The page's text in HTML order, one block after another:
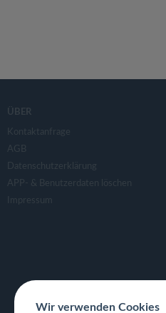
ÜBER
Kontaktanfrage
AGB
Datenschutzerklärung
APP- & Benutzerdaten löschen
Impressum
Wir verwenden Cookies